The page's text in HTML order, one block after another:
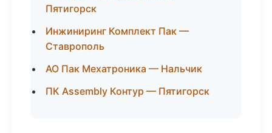
Пятигорск
Инжиниринг Комплект Пак —
Ставрополь
АО Пак Мехатроника — Нальчик
ПК Assembly Контур — Пятигорск